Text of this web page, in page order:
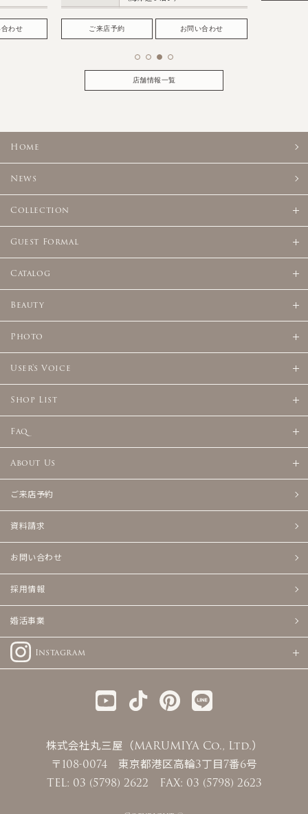
わせ ご来店予約 お問い合わせ
店舗情報一覧
Home
News
Collection
Guest Formal
Catalog
Beauty
Photo
User's Voice
Shop List
Faq
About Us
ご来店予約
資料請求
お問い合わせ
採用情報
婚活事業
Instagram
株式会社丸三屋（MARUMIYA Co., Ltd.）
〒108-0074 東京都港区高輪3丁目7番6号
TEL: 03 (5798) 2622 FAX: 03 (5798) 2623